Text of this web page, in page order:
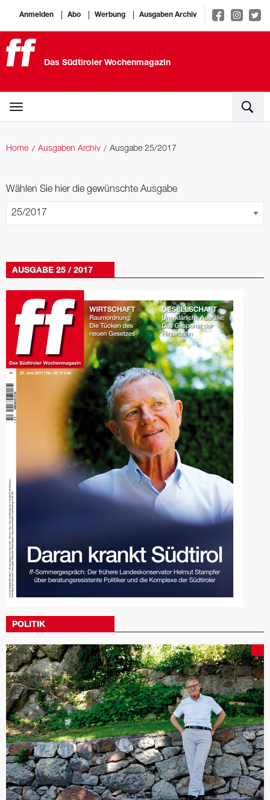
Anmelden Abo Werbung Ausgaben Archiv
Das Südtiroler Wochenmagazin
Home Ausgaben Archiv Ausgabe 25/2017
Wählen Sie hier die gewünschte Ausgabe
AUSGABE 25 / 2017
POLITIK